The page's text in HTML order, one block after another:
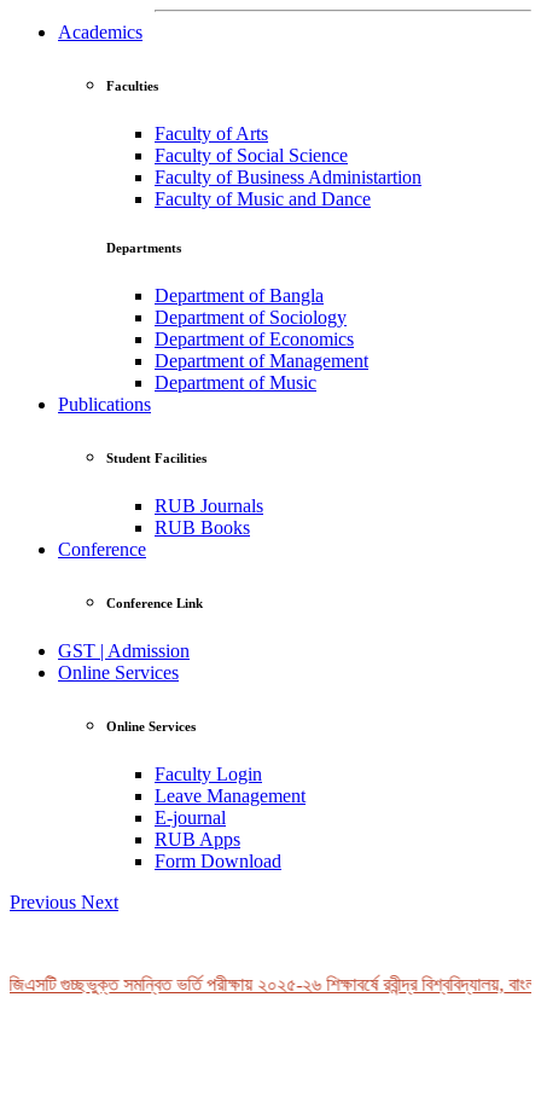
Academics
Faculties
Faculty of Arts
Faculty of Social Science
Faculty of Business Administartion
Faculty of Music and Dance
Departments
Department of Bangla
Department of Sociology
Department of Economics
Department of Management
Department of Music
Publications
Student Facilities
RUB Journals
RUB Books
Conference
Conference Link
GST | Admission
Online Services
Online Services
Faculty Login
Leave Management
E-journal
RUB Apps
Form Download
Previous Next
গুচ্ছভুক্ত সমন্বিত ভর্তি পরীক্ষায় ২০২৫-২৬ শিক্ষাবর্ষে রবীন্দ্র বিশ্ববিদ্যালয়,